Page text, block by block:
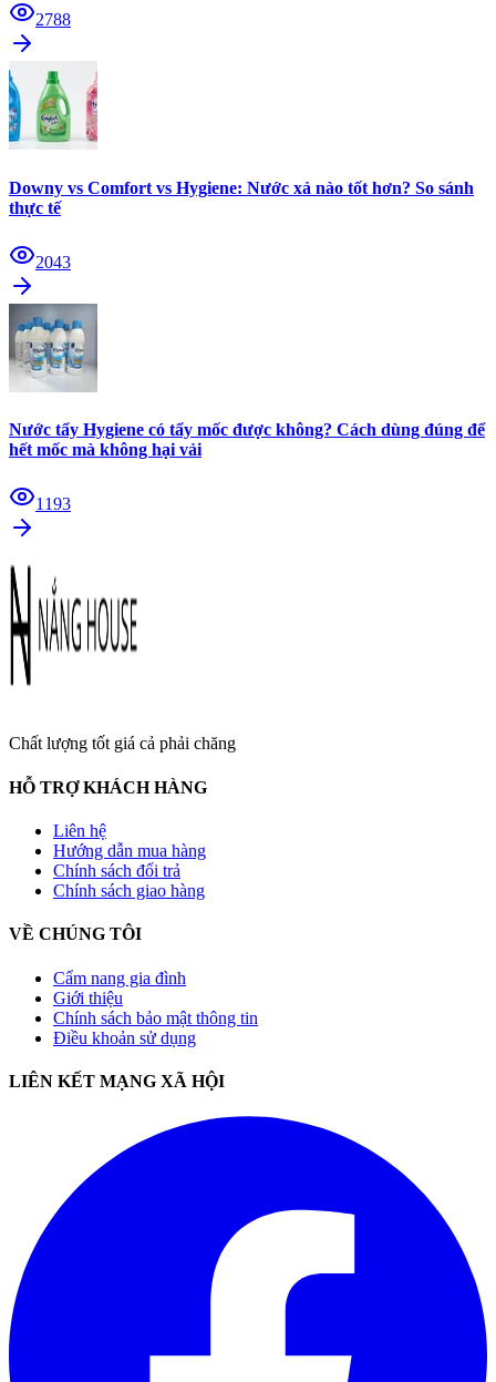
2788
Downy vs Comfort vs Hygiene: Nước xả nào tốt hơn? So sánh
thực tế
2043
Nước tẩy Hygiene có tẩy mốc được không? Cách dùng đúng để
hết mốc mà không hại vải
1193
Chất lượng tốt giá cả phải chăng
HỖ TRỢ KHÁCH HÀNG
Liên hệ
Hướng dẫn mua hàng
Chính sách đổi trả
Chính sách giao hàng
VỀ CHÚNG TÔI
Cẩm nang gia đình
Giới thiệu
Chính sách bảo mật thông tin
Điều khoản sử dụng
LIÊN KẾT MẠNG XÃ HỘI